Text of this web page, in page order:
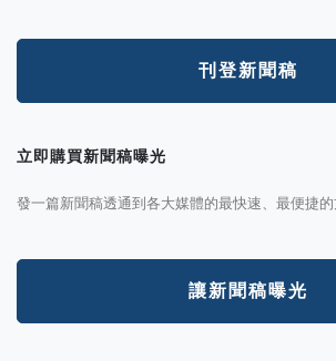
刊登新聞稿
立即購買新聞稿曝光
發一篇新聞稿透通到各大媒體的最快速、最便捷的
讓新聞稿曝光